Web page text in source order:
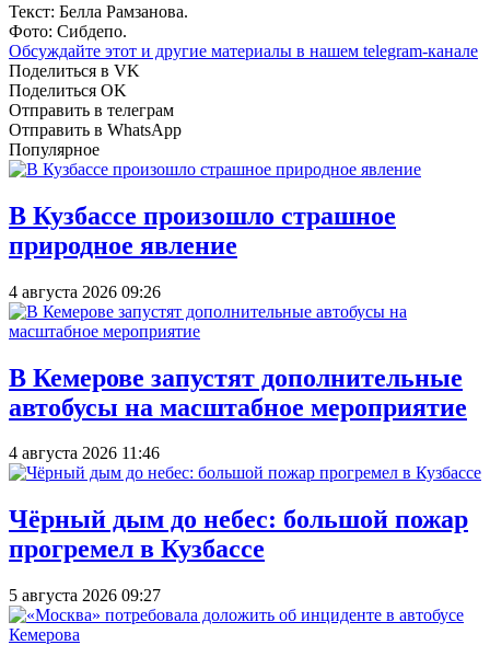
Текст: Белла Рамзанова.
Фото: Сибдепо.
Обсуждайте этот и другие материалы в нашем telegram-канале
Поделиться в VK
Поделиться OK
Отправить в телеграм
Отправить в WhatsApp
Популярное
В Кузбассе произошло страшное
природное явление
4 августа 2026 09:26
В Кемерове запустят дополнительные
автобусы на масштабное мероприятие
4 августа 2026 11:46
Чёрный дым до небес: большой пожар
прогремел в Кузбассе
5 августа 2026 09:27